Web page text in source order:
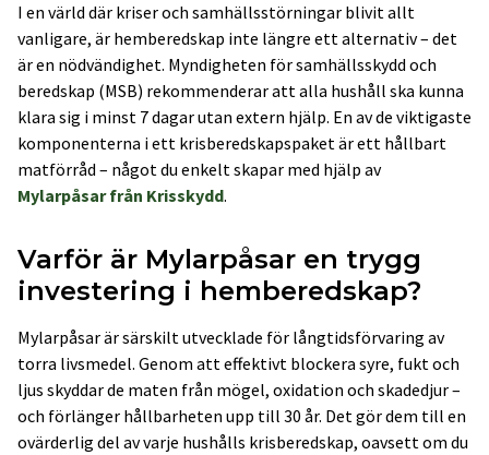
I en värld där kriser och samhällsstörningar blivit allt
vanligare, är hemberedskap inte längre ett alternativ – det
är en nödvändighet. Myndigheten för samhällsskydd och
beredskap (MSB) rekommenderar att alla hushåll ska kunna
klara sig i minst 7 dagar utan extern hjälp. En av de viktigaste
komponenterna i ett krisberedskapspaket är ett hållbart
matförråd – något du enkelt skapar med hjälp av
Mylarpåsar från Krisskydd.
Varför är Mylarpåsar en trygg
investering i hemberedskap?
Mylarpåsar är särskilt utvecklade för långtidsförvaring av
torra livsmedel. Genom att effektivt blockera syre, fukt och
ljus skyddar de maten från mögel, oxidation och skadedjur –
och förlänger hållbarheten upp till 30 år. Det gör dem till en
ovärderlig del av varje hushålls krisberedskap, oavsett om du